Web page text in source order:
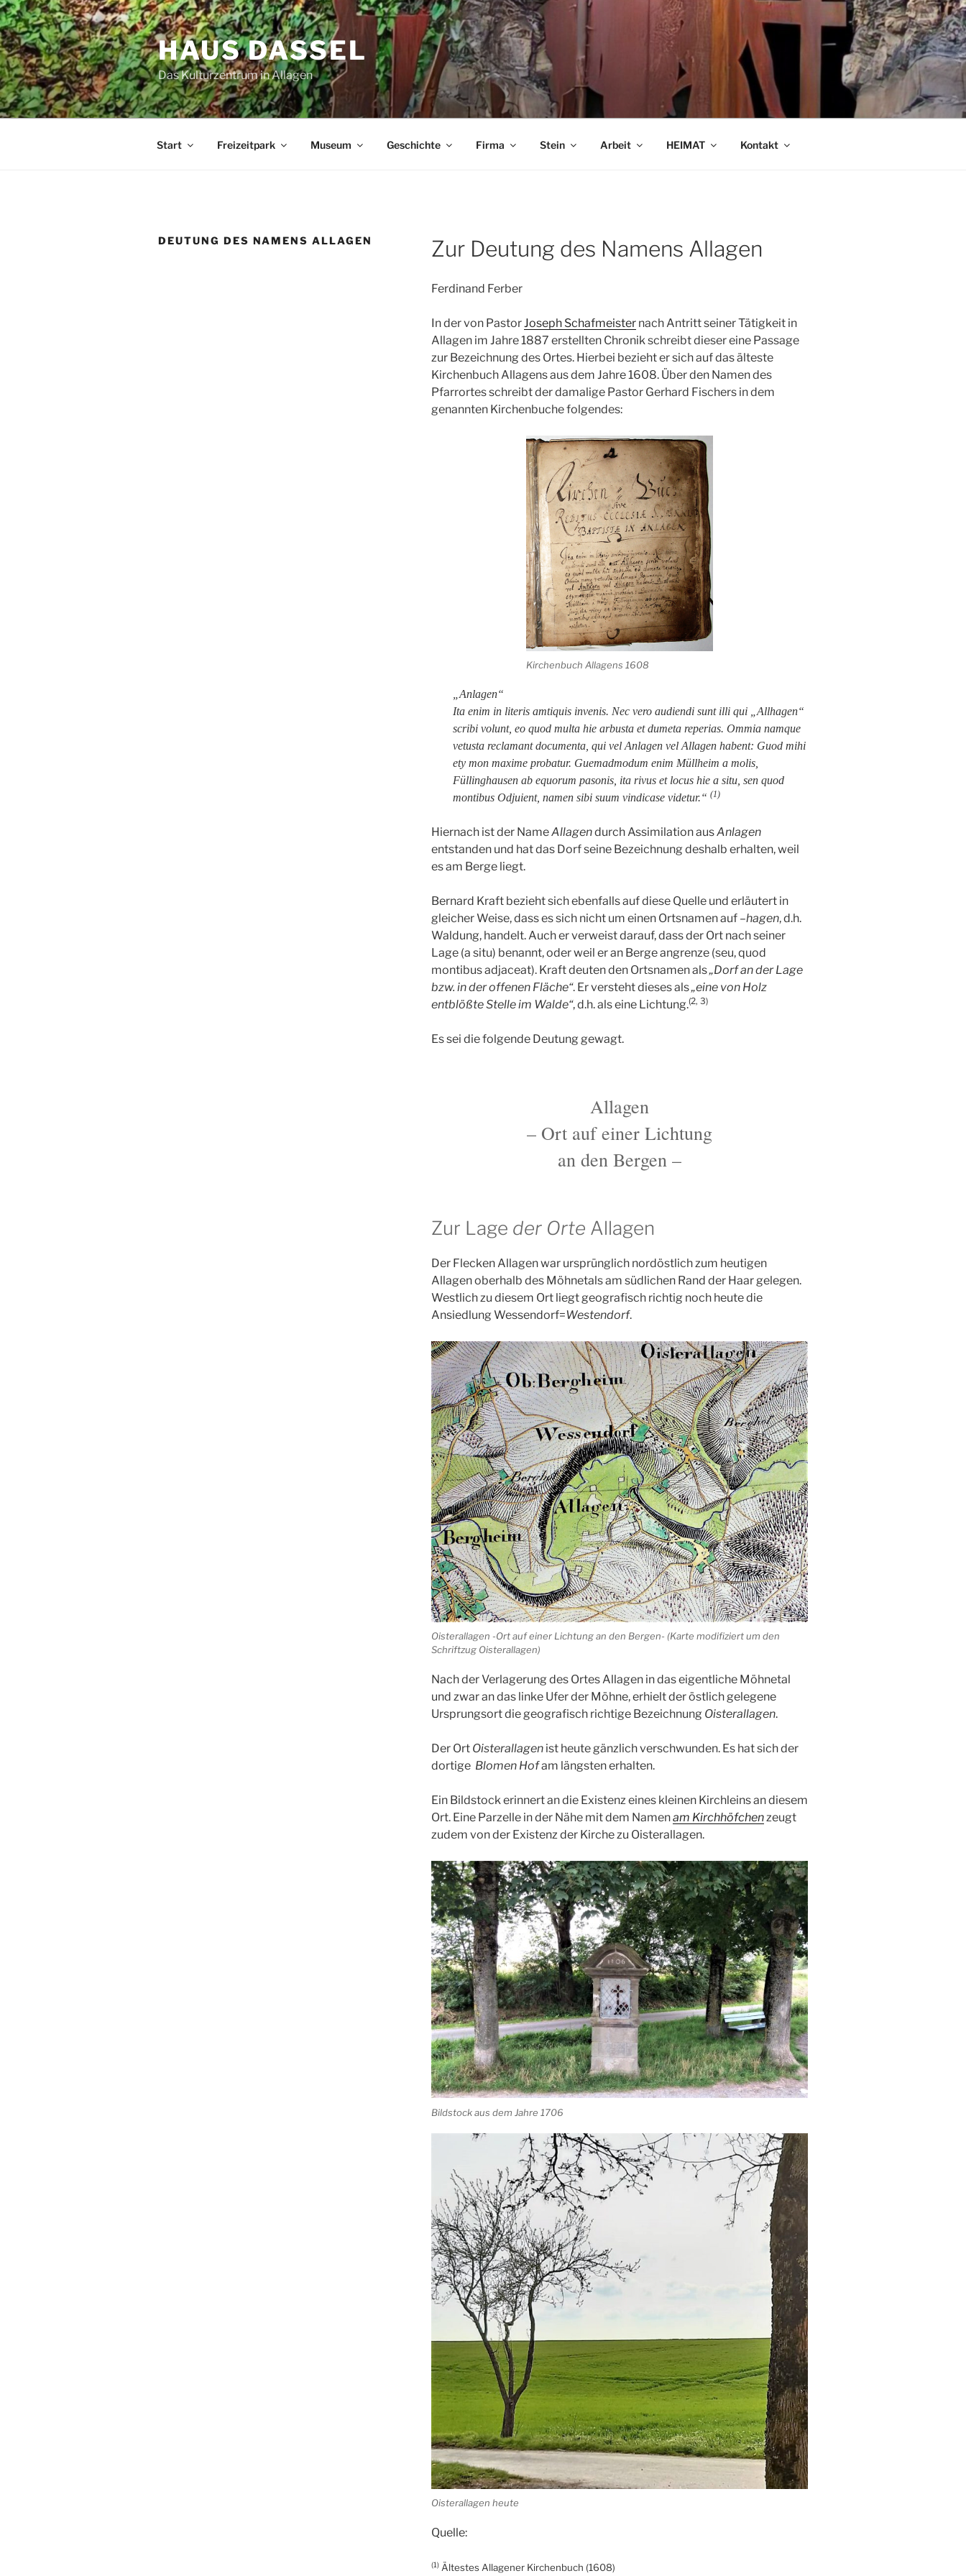
Zum
Inhalt
springen
HAUS DASSEL
Das Kulturzentrum in Allagen
Start Freizeitpark Museum Geschichte Firma Stein Arbeit HEIMAT Kontakt
DEUTUNG DES NAMENS ALLAGEN Zur Deutung des Namens Allagen
Ferdinand Ferber
In der von Pastor Joseph Schafmeisternach Antritt seiner Tätigkeit in
Allagen im Jahre 1887 erstellten Chronik schreibt dieser eine Passage
zur Bezeichnung des Ortes. Hierbei bezieht er sich auf das älteste
Kirchenbuch Allagens aus dem Jahre 1608. Über den Namen des
Pfarrortes schreibt der damalige Pastor Gerhard Fischers in dem
genannten Kirchenbuche folgendes:
Kirchenbuch Allagens 1608
„Anlagen“
Ita enim in literis amtiquis invenis. Nec vero audiendi sunt illi qui „Allhagen“
scribi volunt, eo quod multa hie arbusta et dumeta reperias. Ommia namque
vetusta reclamant documenta, qui vel Anlagen vel Allagen habent: Guod mihi
ety mon maxime probatur. Guemadmodum enim Müllheim a molis,
Füllinghausen ab equorum pasonis, ita rivus et locus hie a situ, sen quod
montibus Odjuient, namen sibi suum vindicase videtur.“ (1)
Hiernach ist der NameAllagendurch Assimilation ausAnlagen
entstanden und hat das Dorf seine Bezeichnung deshalb erhalten, weil
es am Berge liegt.
Bernard Kraft bezieht sich ebenfalls auf diese Quelle und erläutert in
gleicher Weise, dass es sich nicht um einen Ortsnamen auf –hagen, d.h.
Waldung, handelt. Auch er verweist darauf, dass der Ort nach seiner
Lage (a situ) benannt, oder weil er an Berge angrenze (seu, quod
montibus adjaceat). Kraft deuten den Ortsnamen als„Dorf an der Lage
bzw. in der offenen Fläche“. Er versteht dieses als„eine von Holz
entblößte Stelle im Walde“, d.h. als eine Lichtung.(2, 3)
Es sei die folgende Deutung gewagt.
Allagen
– Ort auf einer Lichtung
an den Bergen –
Zur Lage der Orte Allagen
Der Flecken Allagen war ursprünglich nordöstlich zum heutigen
Allagen oberhalb des Möhnetals am südlichen Rand der Haar gelegen.
Westlich zu diesem Ort liegt geografisch richtig noch heute die
Ansiedlung Wessendorf=Westendorf.
Oisterallagen -Ort auf einer Lichtung an den Bergen- (Karte modifiziert um den
Schriftzug Oisterallagen)
Nach der Verlagerung des Ortes Allagen in das eigentliche Möhnetal
und zwar an das linke Ufer der Möhne, erhielt der östlich gelegene
Ursprungsort die geografisch richtige Bezeichnung Oisterallagen.
Der Ort Oisterallagenist heute gänzlich verschwunden. Es hat sich der
dortige Blomen Hofam längsten erhalten.
Ein Bildstock erinnert an die Existenz eines kleinen Kirchleins an diesem
Ort. Eine Parzelle in der Nähe mit dem Namenam Kirchhöfchenzeugt
zudem von der Existenz der Kirche zu Oisterallagen.
Bildstock aus dem Jahre 1706
Oisterallagen heute
Quelle:
(1)Ältestes Allagener Kirchenbuch (1608)